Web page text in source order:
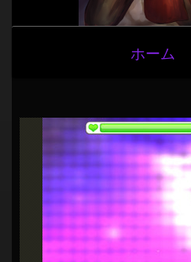
ビ
ゲ
ー
シ
ョ
ン
ホーム